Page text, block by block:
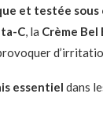
et testée
C, la Crème Bel
essentiel dans